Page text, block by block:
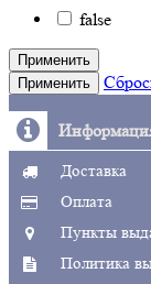
false
Применить
Применить
Доставка
Оплата
Пункты
Политика